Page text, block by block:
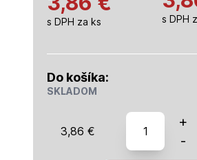
s DPH za ks s DPH
Do košíka:
SKLADOM
3,86 €
množstvo
PVC
rúra
+
-